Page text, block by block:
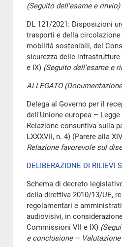
(Seguito dell'esame e rinvio)
DL 121/2021: Disposizioni
trasporti e della
mobilità sostenibili, del
sicurezza delle
e IX) (Seguito dell'esame e
ALLEGATO
Delega al Governo per il
dell'Unione europea –
Relazione consuntiva sulla
LXXXVII, n. 4) (Parere alla
Relazione favorevole sul
DELIBERAZIONE DI RILIEVI
Schema di decreto
della direttiva 2010/13/UE,
regolamentari e
audiovisivi, in
Commissioni VII e IX)
e conclusione –